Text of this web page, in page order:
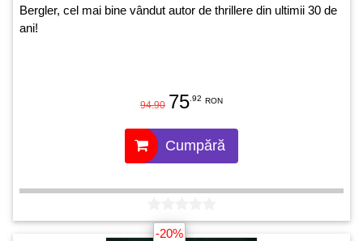
Bergler, cel mai bine vândut autor de thrillere din ultimii 30 de
ani!
94.90 75 .92 RON
Cumpără
-20%